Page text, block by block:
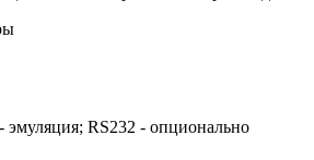
RS232 - опционально